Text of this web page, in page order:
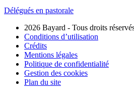
Délégués en pastorale
2026 Bayard - Tous droits
Conditions d’utilisation
Crédits
Mentions légales
Politique de confidentialité
Gestion des cookies
Plan du site